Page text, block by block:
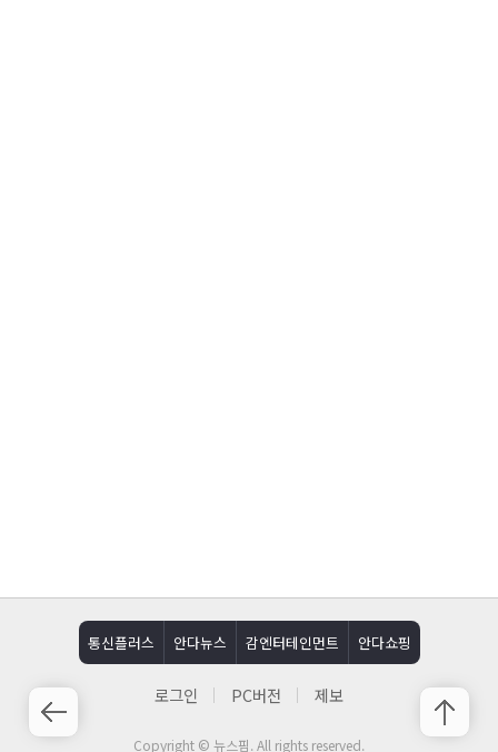
통신플러스 안다뉴스 감엔터테인먼트 안다쇼핑
로그인 PC버전 제보
Copyright © 뉴스핌. All rights reserved.